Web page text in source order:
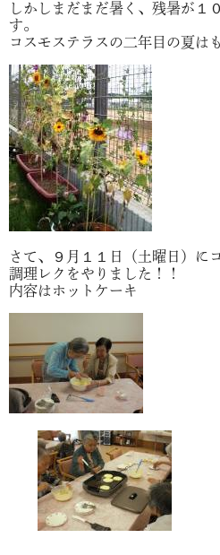
しかしまだまだ暑く、残暑が１
す。
コスモステラスの二年目の夏は
さて、９月１１日（土曜日）に
調理レクをやりました！！
内容はホットケーキ